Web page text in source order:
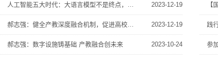
人工智能五大时代：大语言模型不是终点，AI Agents才是未来？ 2023-12-19
郝志强：健全产教深度融合机制，促进高校毕业生高质量充分就业 2023-12-19
郝志强：数字设施铸基础 产教融合创未来 2023-10-24
【
参